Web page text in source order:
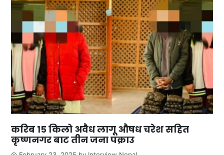
करिब १५ किलो अवैध लागू औषध चरेश सहित
कृष्णनगर बाट तीन जना पक्राउ